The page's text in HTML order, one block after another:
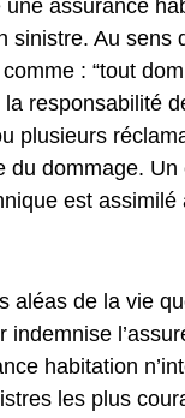
assurance
Au sens
: “tout
responsabilité
plusieurs
dommage.
est
aléas de la vie
indemnise
habitation
les plus